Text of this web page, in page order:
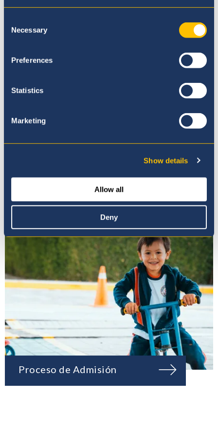
Selection
Necessary
Preferences
Statistics
Marketing
Show details
Allow all
Deny
Nuestro Currículo
Proceso de Admisión